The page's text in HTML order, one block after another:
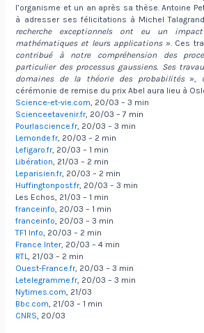
l’organisme et un an après sa thèse. Antoine
à adresser ses félicitations à Michel
recherche exceptionnels ont eu un
mathématiques et leurs applications». Ces
contribué à notre compréhension des
particulier des processus gaussiens. Ses
domaines de la théorie des probabilités», a
cérémonie de remise du prix Abel aura lieu à
Science-et-vie.com, 20/03 – 3 min
Scienceetavenir.fr, 20/03 – 7 min
Pourlascience.fr, 20/03 – 3 min
Lemonde.fr, 20/03 – 2 min
Lefigaro.fr, 20/03 – 1 min
Libération, 21/03 – 2 min
Leparisien.fr, 20/03 – 2 min
Huffingtonpost.fr, 20/03 – 3 min
Les Echos, 21/03 – 1 min
franceinfo, 20/03 – 1 min
franceinfo, 20/03 – 3 min
TF1 Info, 20/03 – 2 min
France Inter, 20/03 – 4 min
RTL, 21/03 – 2 min
Ouest-France.fr, 20/03 – 3 min
Letelegramme.fr, 20/03 – 3 min
Nytimes.com, 21/03
Bbc.com, 21/03 – 1 min
CNRS, 20/03